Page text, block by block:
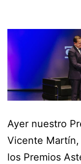
Ayer nuestro
Vicente
los Premios